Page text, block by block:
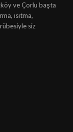
ve Çorlu başta
ısıtma,
siz